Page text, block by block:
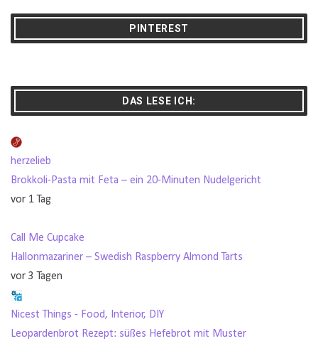
PINTEREST
DAS LESE ICH:
herzelieb
Brokkoli-Pasta mit Feta – ein 20-Minuten Nudelgericht
vor 1 Tag
Call Me Cupcake
Hallonmazariner – Swedish Raspberry Almond Tarts
vor 3 Tagen
Nicest Things - Food, Interior, DIY
Leopardenbrot Rezept: süßes Hefebrot mit Muster